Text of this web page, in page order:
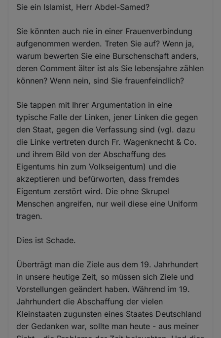
Sie ein Islamist, Herr Abdel-Samed?
Sie könnten auch nie in einer Frauenverbindung
aufgenommen werden. Treten Sie auf? Wenn ja,
warum bewerten Sie eine Burschenschaft anders,
deren Comment älter ist als Sie lebensjahre zählen
können? Wenn nein, sind Sie frauenfeindlich?
Sie tappen mit Ihrer Argumentation in eine
typische Falle der Linken, jener Linken die gegen
den Staat, gegen die Verfassung sind (vgl. dazu
die Linke vertreten durch Fr. Wagenknecht & Co.
und ihrem Bild von der Abschaffung des
Eigentums hin zum Volkseigentum) und die
akzeptieren und befürworten, dass fremdes
Eigentum zerstört wird. Die ohne Skrupel
Menschen angreifen, nur weil diese eine Uniform
tragen.
Dies ist Schade.
Überträgt man die Ziele aus dem 19. Jahrhundert
in unsere heutige Zeit, so müssen sich Ziele und
Vorstellungen geändert haben. Während im 19.
Jahrhundert die Abschaffung der vielen
Kleinstaaten zugunsten eines Staates Deutschland
der Gedanken war, sollte man heute - aus meiner